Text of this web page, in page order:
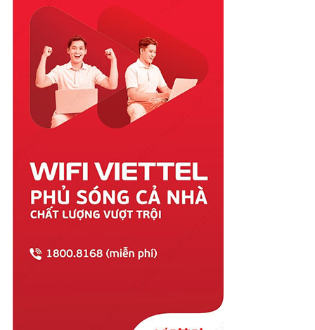
Quảng Ngãi
Quảng Ninh
Quảng Trị
Sóc Trăng
Sơn La
Tây Ninh
Thái Bình
Thái Nguyên
Thừa Thiên Huế
Tiền Giang
Trà Vinh
Tuyên Quang
Vĩnh Phúc
Vũng Tàu